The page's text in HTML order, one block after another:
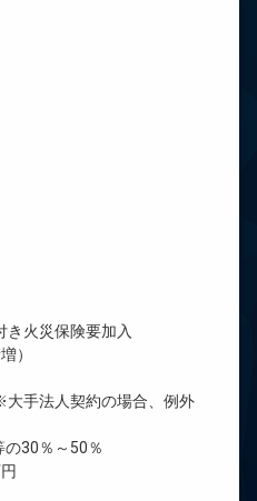
災保険要加入
）
手法人契約の場合、例外
30％～50％